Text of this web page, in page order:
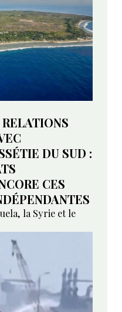
DU SUD :
CES
la Syrie et le